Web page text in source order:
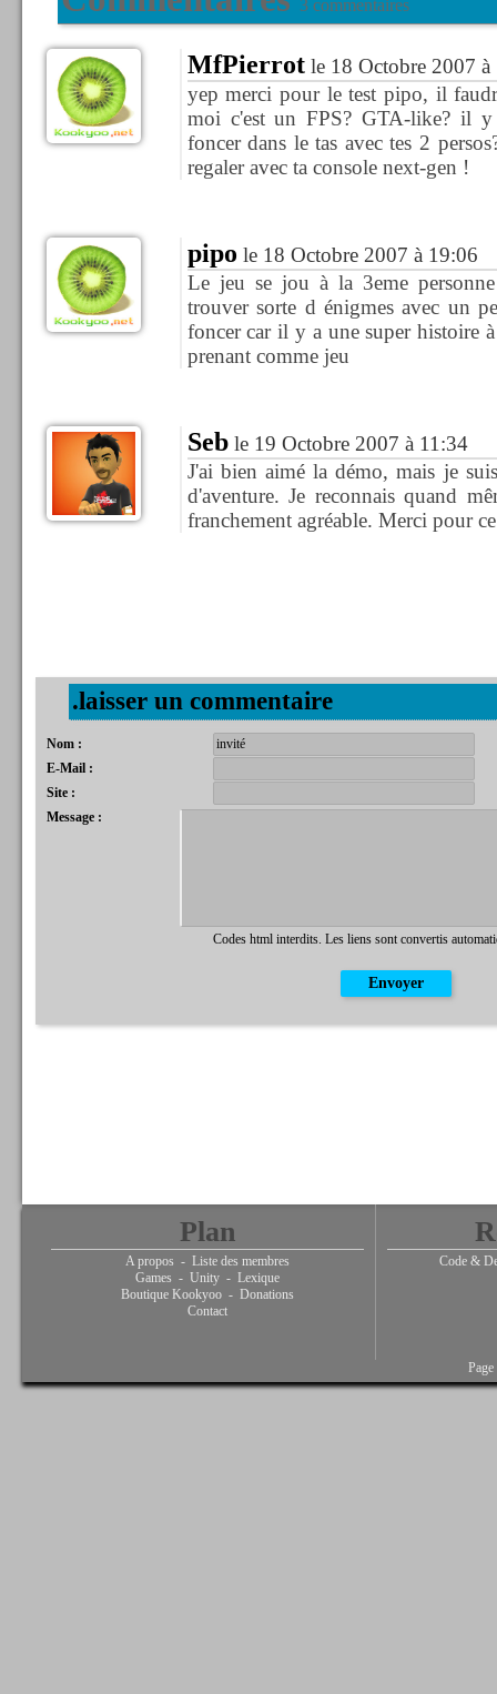
3 commentaires
MfPierrotle 18 Octobre 2007 à
yep merci pour le test pipo, il
moi c'est un FPS? GTA-like? il
foncer dans le tas avec tes 2
regaler avec ta console next-gen !
pipo le 18 Octobre 2007 à 19:06
Le jeu se jou à la 3eme
trouver sorte d énigmes avec un
foncer car il y a une super histoire
prenant comme jeu
Seble 19 Octobre 2007 à 11:34
J'ai bien aimé la démo, mais je
d'aventure. Je reconnais quand
franchement agréable. Merci pour
.laisser un commentaire
Nom :
E-Mail :
Site :
Message :
Codes html interdits. Les liens sont convertis
Plan
A propos - Liste des membres
Games - Unity - Lexique
Boutique Kookyoo - Donations
Contact
Code &